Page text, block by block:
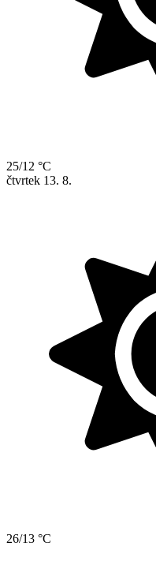
25/12 °C
čtvrtek 13. 8.
26/13 °C